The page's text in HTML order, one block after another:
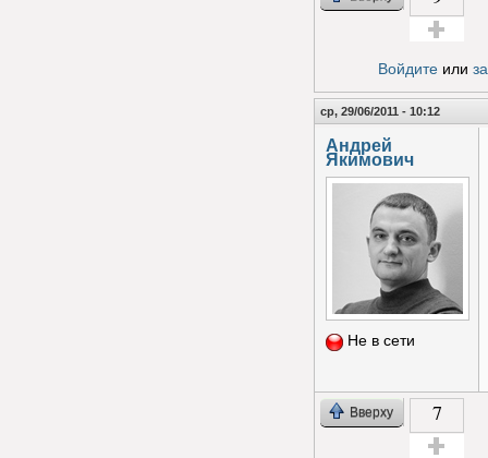
Войдитеили
ср, 29/06/2011 - 10:12
Андрей
Якимович
Не в сети
Вверху 7